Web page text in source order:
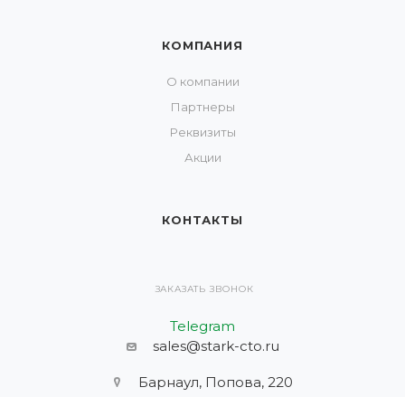
КОМПАНИЯ
О компании
Партнеры
Реквизиты
Акции
КОНТАКТЫ
ЗАКАЗАТЬ ЗВОНОК
Telegram
sales@stark-cto.ru
Барнаул, Попова, 220